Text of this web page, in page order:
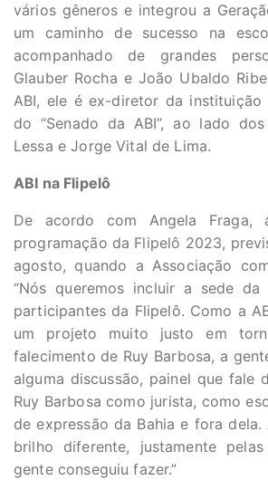
vários gêneros e integrou a
um caminho de sucesso na
acompanhado de grandes
Glauber Rocha e João Ubaldo
ABI, ele é ex-diretor da instituição
do “Senado da ABI”, ao lado
Lessa e Jorge Vital de Lima.
ABI na Flipelô
De acordo com Angela Fraga,
programação da Flipelô 2023,
agosto, quando a Associação
“Nós queremos incluir a sede da
participantes da Flipelô. Como a
um projeto muito justo em
falecimento de Ruy Barbosa, a
alguma discussão, painel que fale
Ruy Barbosa como jurista, como
de expressão da Bahia e fora
brilho diferente, justamente
gente conseguiu fazer.”